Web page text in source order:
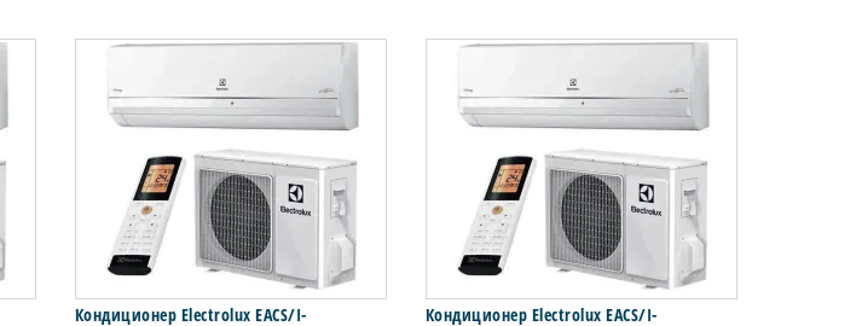
Кондиционер Electrolux EACS/I-
Кондиционер Electrolux EACS/I-